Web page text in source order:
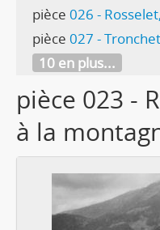
pièce 026 -
pièce 027 -
10 en plus...
pièce 023 -
à la